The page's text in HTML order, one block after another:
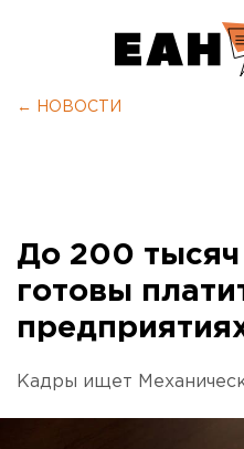
← НОВОСТИ
До 200 тысяч
готовы
Кадры ищет